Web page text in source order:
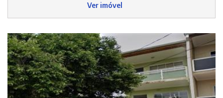
Ver imóvel